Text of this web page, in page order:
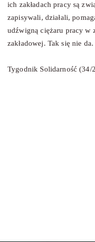
ich zakładach pracy są
zapisywali, działali,
udźwigną ciężaru pracy w
zakładowej. Tak się nie
Tygodnik Solidarność (34/